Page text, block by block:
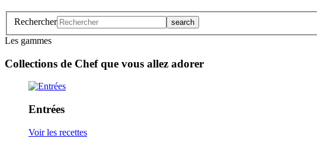
Rechercher
Les gammes
Collections de Chef que vous allez adorer
Entrées
Voir les recettes